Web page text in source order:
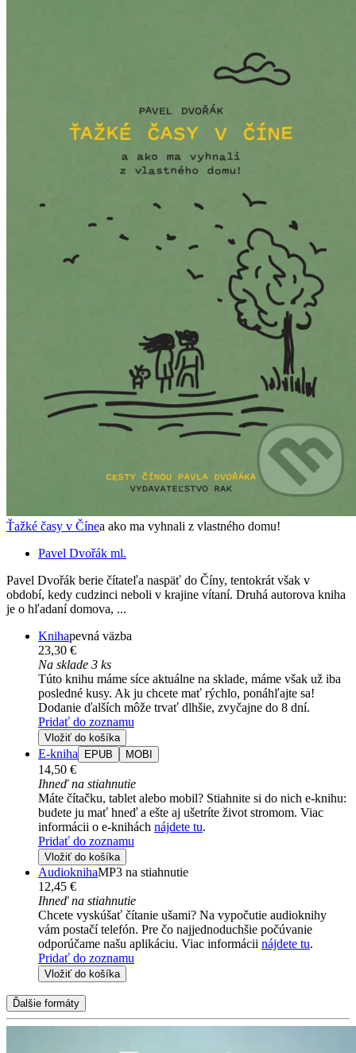
Ťažké časy v Čínea ako ma vyhnali z vlastného domu!
Pavel Dvořák ml.
Pavel Dvořák berie čítateľa naspäť do Číny, tentokrát však v
období, kedy cudzinci neboli v krajine vítaní. Druhá autorova kniha
je o hľadaní domova, ...
Knihapevná väzba
23,30 €
Na sklade 3 ks
Túto knihu máme síce aktuálne na sklade, máme však už iba
posledné kusy. Ak ju chcete mať rýchlo, ponáhľajte sa!
Dodanie ďalších môže trvať dlhšie, zvyčajne do 8 dní.
Pridať do zoznamu
Vložiť do košíka
E-kniha EPUB MOBI
14,50 €
Ihneď na stiahnutie
Máte čítačku, tablet alebo mobil? Stiahnite si do nich e-knihu:
budete ju mať hneď a ešte aj ušetríte život stromom. Viac
informácii o e-knihách nájdete tu.
Pridať do zoznamu
Vložiť do košíka
AudioknihaMP3 na stiahnutie
12,45 €
Ihneď na stiahnutie
Chcete vyskúšať čítanie ušami? Na vypočutie audioknihy
vám postačí telefón. Pre čo najjednoduchšie počúvanie
odporúčame našu aplikáciu. Viac informácii nájdete tu.
Pridať do zoznamu
Vložiť do košíka
Ďalšie formáty